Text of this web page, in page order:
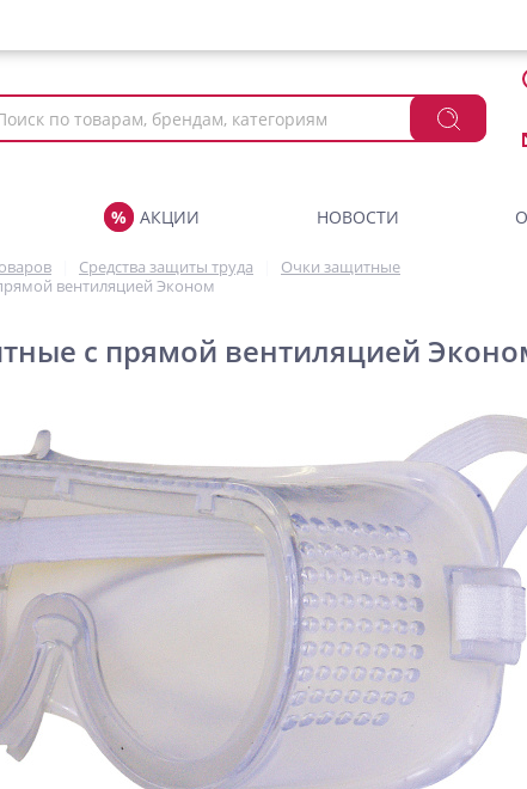
АКЦИИ НОВОСТИ
Средства защиты труда
Очки защитные
вентиляцией Эконом
с прямой вентиляцией